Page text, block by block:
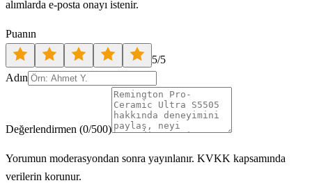
alımlarda e-posta onayı istenir.
Puanın
5/5
Adın
Değerlendirmen (0/500)
Yorumun moderasyondan sonra yayınlanır. KVKK kapsamında
verilerin korunur.